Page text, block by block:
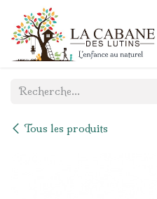
Se rendre au contenu
Tous les produits